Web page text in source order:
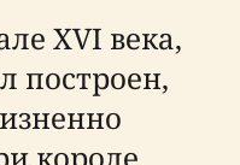
XVI века,
построен,